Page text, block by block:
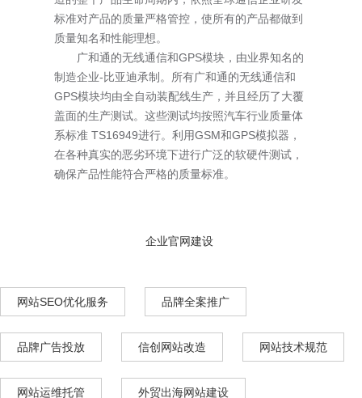
标准对产品的质量严格管控，使所有的产品都做到
质量知名和性能理想。
广和通的无线通信和GPS模块，由业界知名的
制造企业-比亚迪承制。所有广和通的无线通信和
GPS模块均由全自动装配线生产，并且经历了大覆
盖面的生产测试。这些测试均按照汽车行业质量体
系标准 TS16949进行。利用GSM和GPS模拟器，
在各种真实的恶劣环境下进行广泛的软硬件测试，
确保产品性能符合严格的质量标准。
企业官网建设
网站SEO优化服务 品牌全案推广
品牌广告投放 信创网站改造 网站技术规范
网站运维托管 外贸出海网站建设